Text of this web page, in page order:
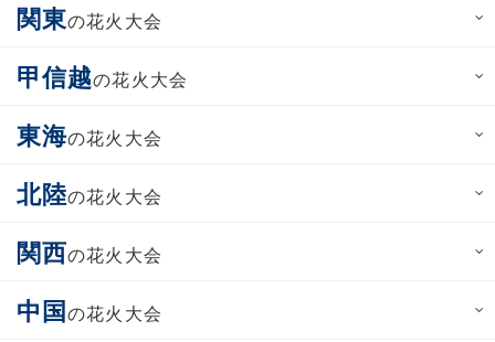
関東の花火大会
甲信越の花火大会
東海の花火大会
北陸の花火大会
関西の花火大会
中国の花火大会